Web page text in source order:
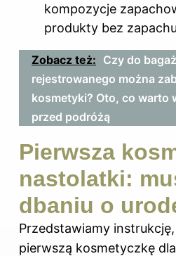
kompozycje
produkty bez
Zobacz też: Czy do
rejestrowanego można
kosmetyki? Oto, co warto
przed podróżą
Pierwsza
nastolatki:
dbaniu o
Przedstawiamy
pierwszą kosmetyczkę